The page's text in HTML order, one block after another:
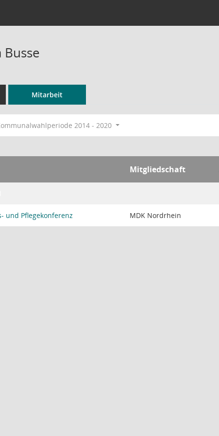
Busse
Mitarbeit
2014 - 2020
Mitgliedschaft
und Pflegekonferenz MDK Nordrhein